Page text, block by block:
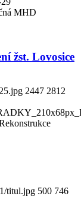
MHD
žst. Lovosice
2447 2812
titul.jpg 500 746